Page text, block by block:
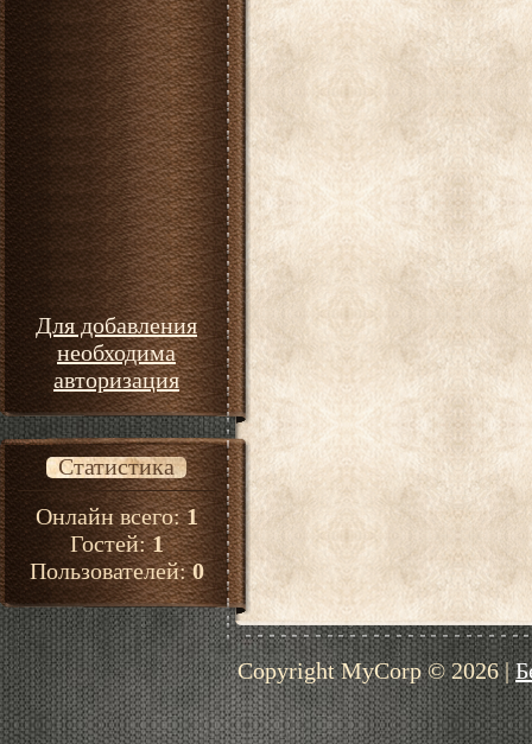
Для добавления
необходима
авторизация
Статистика
Онлайн всего:1
Гостей:1
Пользователей:0
Copyright MyCorp © 2026|